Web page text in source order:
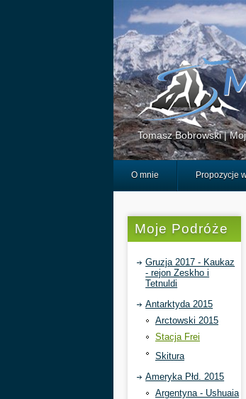
Tomasz Bobrowski |
O mnie Propozycje
Moje Podróże
Gruzja 2017 - Kaukaz
- rejon Zeskho i
Tetnuldi
Antarktyda 2015
Arctowski 2015
Stacja Frei
Skitura
Ameryka Płd. 2015
Argentyna - Ushuaia